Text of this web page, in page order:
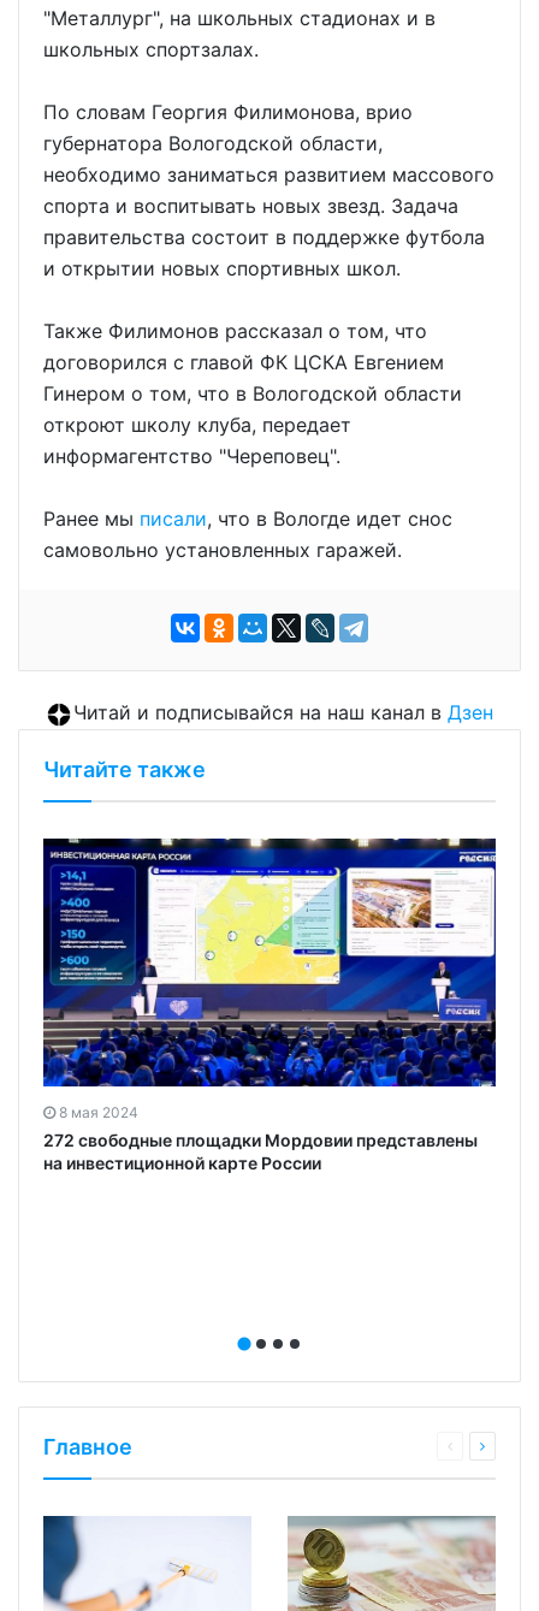
"Металлург", на школьных стадионах и в
школьных спортзалах.
По словам Георгия Филимонова, врио
губернатора Вологодской области,
необходимо заниматься развитием массового
спорта и воспитывать новых звезд. Задача
правительства состоит в поддержке футбола
и открытии новых спортивных школ.
Также Филимонов рассказал о том, что
договорился с главой ФК ЦСКА Евгением
Гинером о том, что в Вологодской области
откроют школу клуба, передает
информагентство "Череповец".
Ранее мы писали, что в Вологде идет снос
самовольно установленных гаражей.
Читай и подписывайся на наш канал в Дзен
Читайте также
8 мая 2024
272 свободные площадки Мордовии представлены
на инвестиционной карте России
Главное